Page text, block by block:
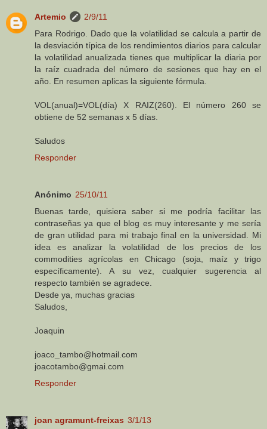
Artemio
2/9/11
Para Rodrigo. Dado que la volatilidad se calcula a partir de
la desviación típica de los rendimientos diarios para calcular
la volatilidad anualizada tienes que multiplicar la diaria por
la raíz cuadrada del número de sesiones que hay en el
año. En resumen aplicas la siguiente fórmula.
VOL(anual)=VOL(día) X RAIZ(260). El número 260 se
obtiene de 52 semanas x 5 días.
Saludos
Responder
Anónimo 25/10/11
Buenas tarde, quisiera saber si me podría facilitar las
contraseñas ya que el blog es muy interesante y me sería
de gran utilidad para mi trabajo final en la universidad. Mi
idea es analizar la volatilidad de los precios de los
commodities agrícolas en Chicago (soja, maíz y trigo
específicamente). A su vez, cualquier sugerencia al
respecto también se agradece.
Desde ya, muchas gracias
Saludos,
Joaquin
joaco_tambo@hotmail.com
joacotambo@gmai.com
Responder
joan agramunt-freixas 3/1/13